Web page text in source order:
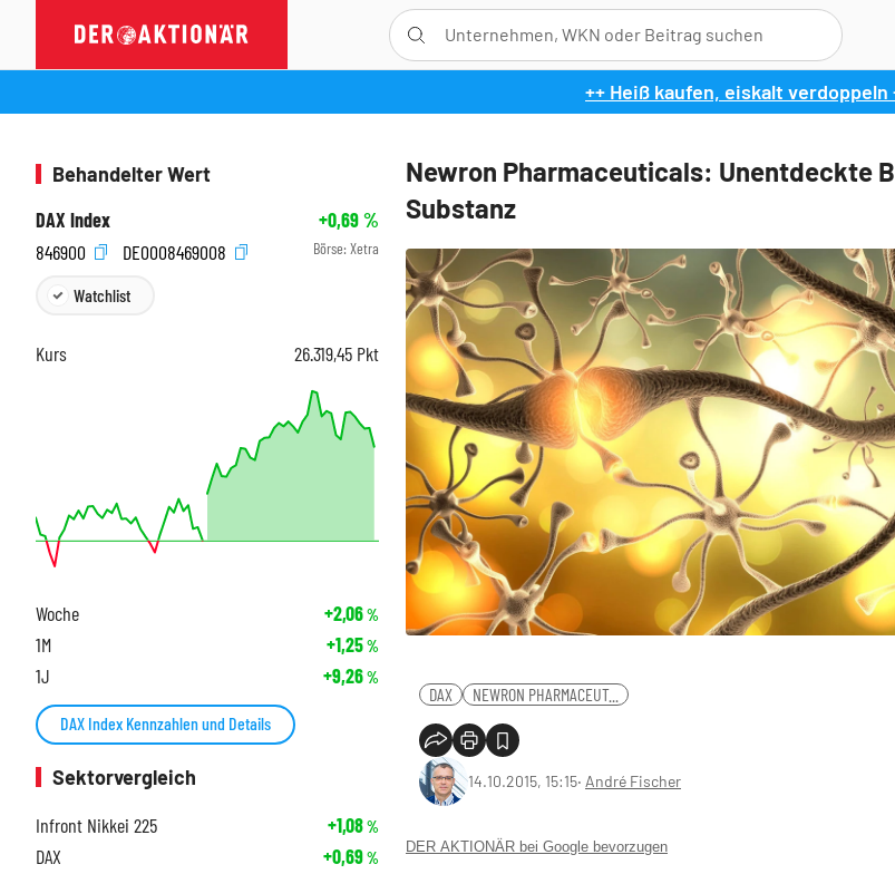
++ Heiß kaufen, eiskalt verdoppeln
Newron Pharmaceuticals: Unentdeckte
Substanz
DAX NEWRON PHARMACEUT...
14.10.2015, 15:15‧ André Fischer
DER AKTIONÄR bei Google bevorzugen
Behandelter Wert
DAX Index
+0,69%
846900
DE0008469008 Börse: Xetra
Watchlist
Kurs 26.319,45 Pkt
Woche +2,06%
1M +1,25%
1J +9,26%
DAX Index Kennzahlen und Details
Sektorvergleich
Infront Nikkei 225
+1,08%
DAX +0,69%